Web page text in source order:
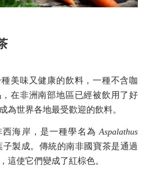
美味又健康的飲料，一種不含咖
在非洲南部地區已經被飲用了好
為世界各地最受歡迎的飲料。
西海岸，是一種學名為Aspalathus
子製成。傳統的南非國寶茶是通過
這使它們變成了紅棕色。